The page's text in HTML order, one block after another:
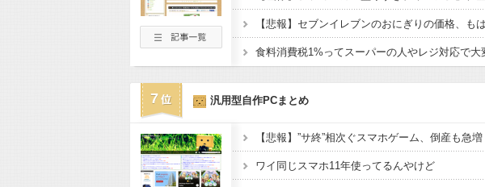
7 汎用型自作PCまとめ
ワイ同じスマホ11年使ってるんやけど